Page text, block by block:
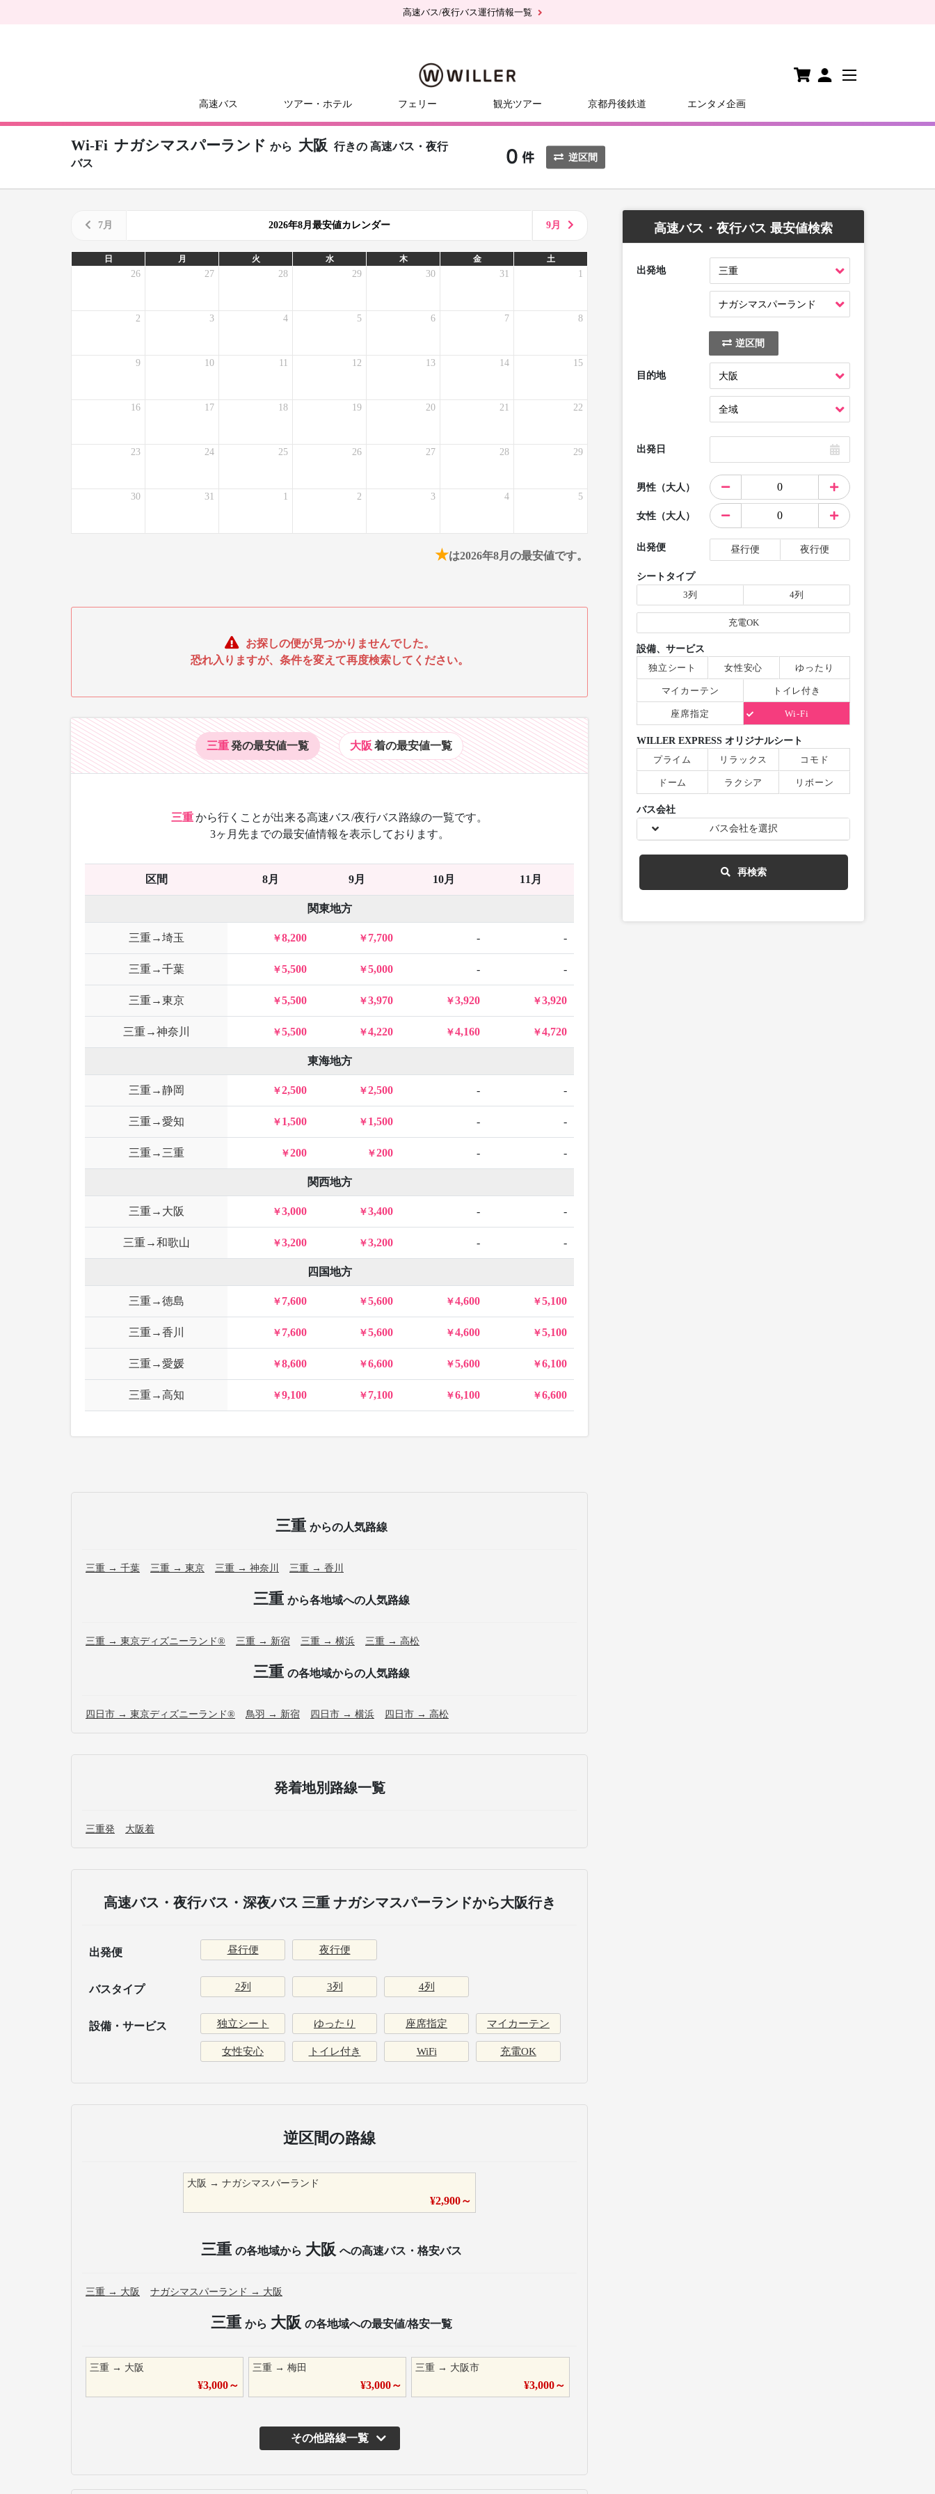
高速バス/夜行バス運行情報一覧
高速バス ツアー・ホテル フェリー 観光ツアー 京都丹後鉄道 エンタメ企画
Wi-Fi ナガシマスパーランド から 大阪 行きの 高速バス・夜行
バス
逆区間
7月 2026年8月最安値カレンダー 9月
日 月 火 水 木 金 土
26 27 28 29 30 31 1
2 3 4 5 6 7 8
9 10 11 12 13 14 15
16 17 18 19 20 21 22
23 24 25 26 27 28 29
30 31 1 2 3 4 5
★は2026年8月の最安値です。
お探しの便が見つかりませんでした。
恐れ入りますが、条件を変えて再度検索してください。
三重発の最安値一覧 大阪 着の最安値一覧
三重から行くことが出来る高速バス/夜行バス路線の一覧です。
3ヶ月先までの最安値情報を表示しております。
区間 8月 9月 10月 11月
関東地方
三重→埼玉 8,200 7,700 - -
三重→千葉 5,500 5,000 - -
三重→東京 5,500 3,970 3,920 3,920
三重→神奈川 5,500 4,220 4,160 4,720
東海地方
三重→静岡 2,500 2,500 - -
三重→愛知 1,500 1,500 - -
三重→三重 200 200 - -
関西地方
三重→大阪 3,000 3,400 - -
三重→和歌山 3,200 3,200 - -
四国地方
三重→徳島 7,600 5,600 4,600 5,100
三重→香川 7,600 5,600 4,600 5,100
三重→愛媛 8,600 6,600 5,600 6,100
三重→高知 9,100 7,100 6,100 6,600
三重 からの人気路線
三重 → 千葉 三重 → 東京 三重 → 神奈川 三重 → 香川
三重 から各地域への人気路線
三重 → 東京ディズニーランド® 三重 → 新宿 三重 → 横浜 三重 → 高松
三重 の各地域からの人気路線
四日市 → 東京ディズニーランド® 鳥羽 → 新宿 四日市 → 横浜 四日市 → 高松
発着地別路線一覧
三重発 大阪着
高速バス・夜行バス・深夜バス 三重 ナガシマスパーランドから大阪行き
出発便 昼行便 夜行便
バスタイプ 2列 3列 4列
設備・サービス 独立シート ゆったり 座席指定 マイカーテン
女性安心 トイレ付き WiFi 充電OK
逆区間の路線
大阪 →ナガシマスパーランド
¥2,900～
三重 の各地域から 大阪 への高速バス・格安バス
三重 → 大阪 ナガシマスパーランド → 大阪
三重 から 大阪 の各地域への最安値/格安一覧
三重 → 大阪
¥3,000～
三重 →梅田
¥3,000～
三重 → 大阪市
¥3,000～
その他路線一覧
高速バス・夜行バス 最安値検索
出発地
逆区間
目的地
出発日
男性（大人）
女性（大人）
出発便 昼行便 夜行便
シートタイプ
3列
4列
充電OK
設備、サービス
独立シート
女性安心 ゆったり
マイカーテン トイレ付き
座席指定 Wi-Fi
WILLER EXPRESS オリジナルシート
プライム
リラックス コモド
ドーム ラクシア リボーン
バス会社
バス会社を選択
再検索